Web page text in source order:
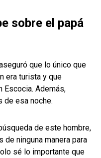
sobre el papá
que lo único que
era turista y que
Escocia. Además,
de esa noche.
de este hombre,
de ninguna manera para
sé lo importante que